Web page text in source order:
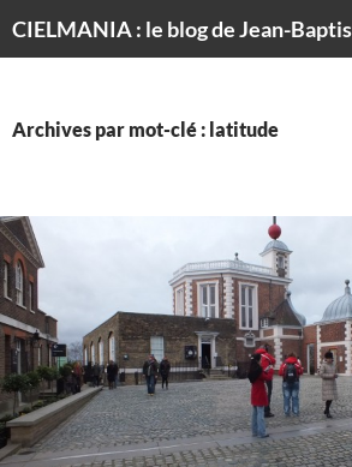
Archives par mot-clé : latitude